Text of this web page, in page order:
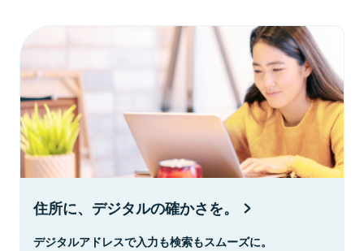
住所に、デジタルの確かさを。
デジタルアドレスで入力も検索もスムーズに。